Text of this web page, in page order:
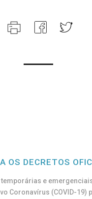
OS DECRETOS
e
Coronavírus (COVID-19)